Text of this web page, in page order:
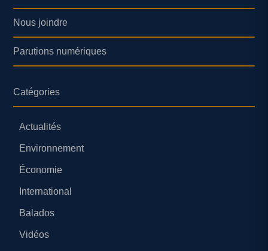
Nous joindre
Parutions numériques
Catégories
Actualités
Environnement
Économie
International
Balados
Vidéos